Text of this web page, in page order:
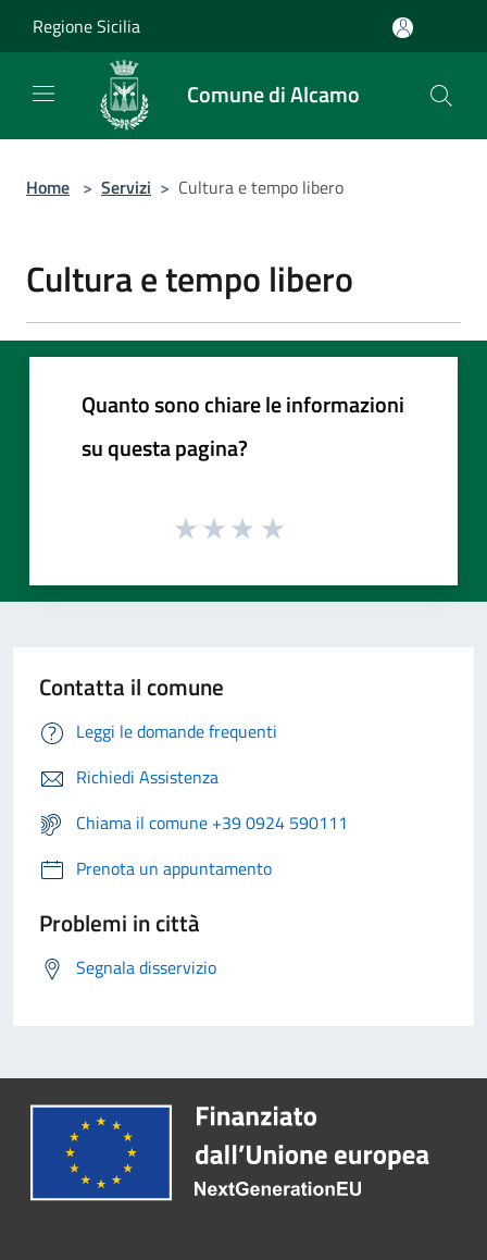
Regione Sicilia
Comune di Alcamo
Home > Servizi > Cultura e tempo libero
Cultura e tempo libero
Quanto sono chiare le informazioni
su questa pagina?
Contatta il comune
Leggi le domande frequenti
Richiedi Assistenza
Chiama il comune +39 0924 590111
Prenota un appuntamento
Problemi in città
Segnala disservizio